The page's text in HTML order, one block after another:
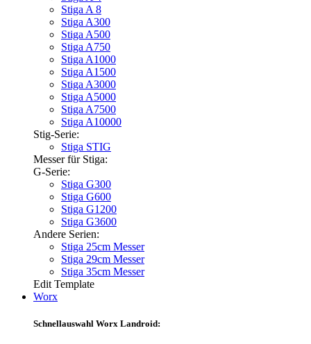
Stiga A 8
Stiga A300
Stiga A500
Stiga A750
Stiga A1000
Stiga A1500
Stiga A3000
Stiga A5000
Stiga A7500
Stiga A10000
Stig-Serie:
Stiga STIG
Messer für Stiga:
G-Serie:
Stiga G300
Stiga G600
Stiga G1200
Stiga G3600
Andere Serien:
Stiga 25cm Messer
Stiga 29cm Messer
Stiga 35cm Messer
Edit Template
Worx
Schnellauswahl Worx Landroid: